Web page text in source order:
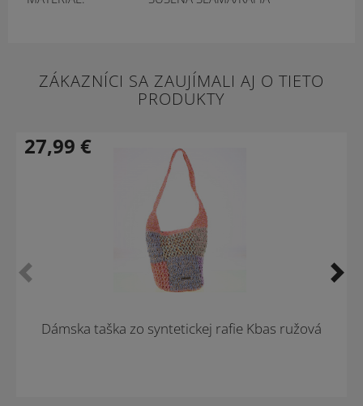
ZÁKAZNÍCI SA ZAUJÍMALI AJ O TIETO
PRODUKTY
Dámska taška zo syntetickej rafie Kbas ružová
27,99 €